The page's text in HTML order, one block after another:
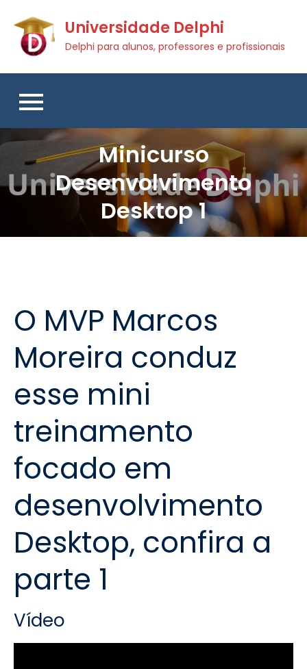
content
Universidade Delphi
Delphi para alunos, professores e profissionais
Minicurso
Desenvolvimento
Desktop 1
O MVP Marcos
Moreira conduz
esse mini
treinamento
focado em
desenvolvimento
Desktop, confira a
parte 1
Vídeo